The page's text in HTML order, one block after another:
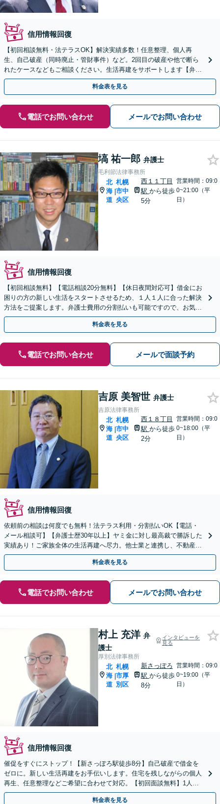
信用情報回復
【初回相談無料・法テラスOK】解決実績多数！任意整理、個人再
生、自己破産（同時廃止・管財事件）など。2回目の破産や他で断ら
れたケースなどもご相談ください。生活再建をサポートします【弁護
士歴15年以上】【休日・夜間相談可】【西11丁目駅5分】
料金表を見る
電話でお問い合わせ メールでお問い合わせ
塙 祐一郎 弁護士
毛利節法律事務所
北
海
道
|
札幌
市中
央区
西１１丁目
駅 から徒歩
5分
営業時間：09:0
0~21:00（平
日）
信用情報回復
【初回相談無料】【電話相談20分無料】【休日夜間対応可】借金にお
困りの方の新しい生活をスタートさせるため、１人１人に合った解決
方法をご提案します。弁護士費用の分割払いも可能ですので、お気軽
にご相談下さい。【札幌市を中心に全道各地対応可】
料金表を見る
電話でお問い合わせ メールで面談予約
吉原 美智世 弁護士
吉原法律事務所
北
海
道
|
札幌
市中
央区
西１８丁目
駅 から徒歩
2分
営業時間：09:0
0~18:00（平
日）
信用情報回復
依頼前の相談は何度でも無料！法テラス利用・分割払いOK【電話・
メール相談可】【弁護士歴30年以上】ヤミ金に対し最高裁で勝訴した
実績あり！ご家族全体の生活再建へ尽力。他士業と連携し、不動産・
税金の問題まで細やかにサポート【西18丁目駅3分】
料金表を見る
電話でお問い合わせ メールでお問い合わせ
村上 充洋 弁
護士
インタビューを
見る
厚別法律事務所
北
海
道
|
札幌
市厚
別区
新さっぽろ
駅 から徒歩
8分
営業時間：09:0
0~19:00（平
日）
信用情報回復
催促をすぐにストップ！【新さっぽろ駅徒歩8分】自己破産で借金を
ゼロに。新しい生活再建をお手伝いします。住宅を残しながらの個人
再生、任意整理などご希望に合わせて対応。【初回面談無料】1人で
抱え込まず、お気軽にご相談ください。
料金表を見る